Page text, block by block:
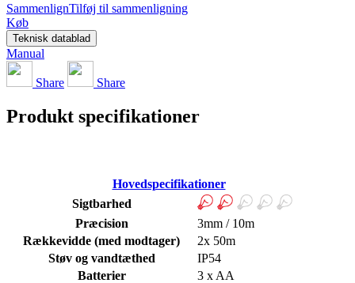
SammenlignTilføj til sammenligning
Køb
Teknisk datablad
Manual
Share Share
Produkt specifikationer
Hovedspecifikationer
Sigtbarhed
Præcision
3mm / 10m
Rækkevidde (med modtager)
2x 50m
Støv og vandtæthed
IP54
Batterier
3 x AA